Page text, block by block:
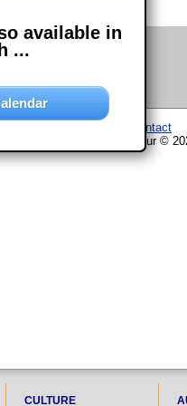
Contact
Février 2023 – droit d'auteur ©
CULTURE
available in
...